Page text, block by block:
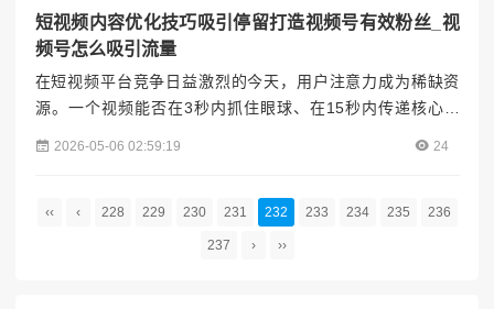
短视频内容优化技巧吸引停留打造视频号有效粉丝_视
频号怎么吸引流量
在短视频平台竞争日益激烈的今天，用户注意力成为稀缺资
源。一个视频能否在3秒内抓住眼球、在15秒内传递核心价
巧，帮助创作者实现从“流量收割”到“粉丝沉淀”的跨越。视涨
阁---#### 一、内容结构优化：用“钩子模型”锁定用...
2026-05-06 02:59:19 24
‹‹ ‹ 228 229 230 231 232 233 234 235 236
237 › ››